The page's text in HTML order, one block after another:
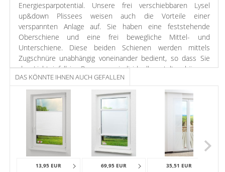
Energiesparpotential. Unsere frei verschiebbaren Lysel
up&down Plissees weisen auch die Vorteile einer
verspannten Anlage auf. Sie haben eine feststehende
Oberschiene und eine frei bewegliche Mittel- und
Unterschiene. Diese beiden Schienen werden mittels
Zugschnüre unabhängig voneinander bedient, so dass Sie
den Lichteinfall im Raum ganz individuell gestalten können.
Aufgrund der mitgelieferten Schnellspanner ist die Montage
mit wenigen Handgriffen erfolgt. Die Schnellspanner können
entweder direkt am Fensterrahmen, an der Decke oder an
der Wand befestigt werden.
Hinsichtlich des reinweißen Stoffes fügt sich das Plissee
mühelos in die Raumgestaltung ein.
DAS KÖNNTE IHNEN AUCH GEFALLEN
13,95 EUR 69,95 EUR 35,51 EUR